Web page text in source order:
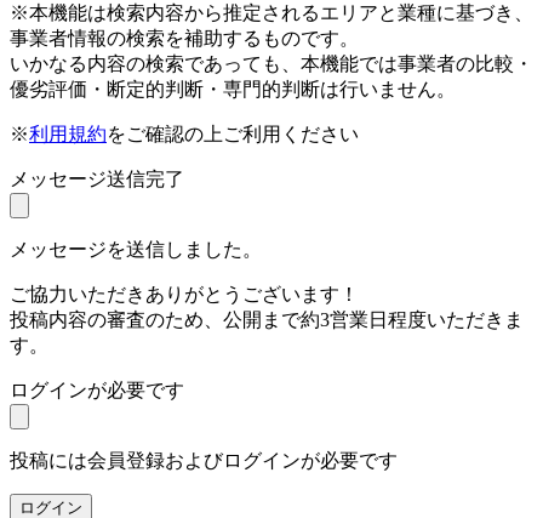
※本機能は検索内容から推定されるエリアと業種に基づき、
事業者情報の検索を補助するものです。
いかなる内容の検索であっても、本機能では事業者の比較・
優劣評価・断定的判断・専門的判断は行いません。
※利用規約をご確認の上ご利用ください
メッセージ送信完了
メッセージを送信しました。
ご協力いただきありがとうございます！
投稿内容の審査のため、公開まで約3営業日程度いただきま
す。
ログインが必要です
投稿には会員登録およびログインが必要です
ログイン